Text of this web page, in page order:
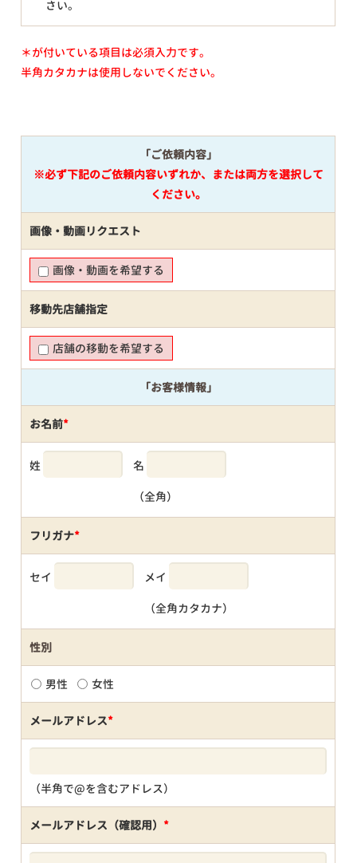
さい。
＊が付いている項目は必須入力です。
半角カタカナは使用しないでください。
「ご依頼内容」
※必ず下記のご依頼内容いずれか、または両方を選択して
ください。
画像・動画リクエスト
画像・動画を希望する
移動先店舗指定
店舗の移動を希望する
「お客様情報」
お名前*
姓 名
（全角）
フリガナ*
セイ メイ
（全角カタカナ）
性別
男性 女性
メールアドレス*
（半角で@を含むアドレス）
メールアドレス（確認用） *